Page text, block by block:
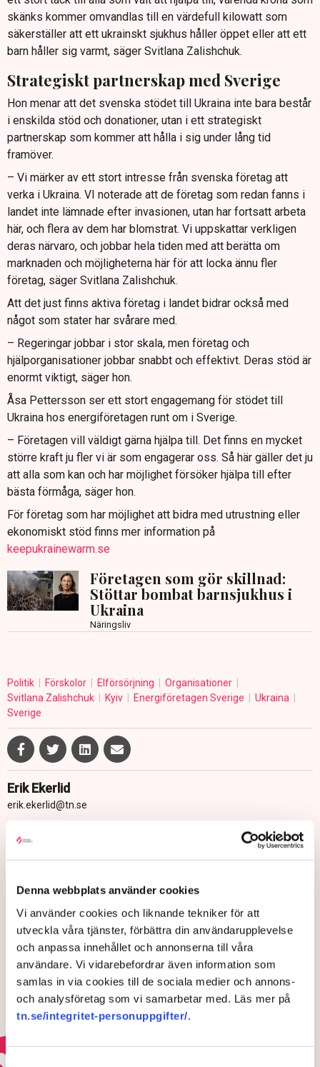
Denna webbplats använder cookies
Vi använder cookies och liknande tekniker för att
utveckla våra tjänster, förbättra din användarupplevelse
och anpassa innehållet och annonserna till våra
användare. Vi vidarebefordrar även information som
samlas in via cookies till de sociala medier och annons-
och analysföretag som vi samarbetar med. Läs mer på
tn.se/integritet-personuppgifter/.
skänks kommer omvandlas till en värdefull kilowatt som
säkerställer att ett ukrainskt sjukhus håller öppet eller att ett
barn håller sig varmt, säger Svitlana Zalishchuk.
Strategiskt partnerskap med Sverige
Hon menar att det svenska stödet till Ukraina inte bara består
i enskilda stöd och donationer, utan i ett strategiskt
partnerskap som kommer att hålla i sig under lång tid
framöver.
– Vi märker av ett stort intresse från svenska företag att
verka i Ukraina. VI noterade att de företag som redan fanns i
landet inte lämnade efter invasionen, utan har fortsatt arbeta
här, och flera av dem har blomstrat. Vi uppskattar verkligen
deras närvaro, och jobbar hela tiden med att berätta om
marknaden och möjligheterna här för att locka ännu fler
företag, säger Svitlana Zalishchuk.
Att det just finns aktiva företag i landet bidrar också med
något som stater har svårare med.
– Regeringar jobbar i stor skala, men företag och
hjälporganisationer jobbar snabbt och effektivt. Deras stöd är
enormt viktigt, säger hon.
Åsa Pettersson ser ett stort engagemang för stödet till
Ukraina hos energiföretagen runt om i Sverige.
– Företagen vill väldigt gärna hjälpa till. Det finns en mycket
större kraft ju fler vi är som engagerar oss. Så här gäller det ju
att alla som kan och har möjlighet försöker hjälpa till efter
bästa förmåga, säger hon.
För företag som har möjlighet att bidra med utrustning eller
ekonomiskt stöd finns mer information på
keepukrainewarm.se
Företagen som gör skillnad:
Stöttar bombat barnsjukhus i
Ukraina
Näringsliv
Politik Förskolor Elförsörjning
Organisationer
Svitlana Zalishchuk
Kyiv Energiföretagen Sverige
Ukraina
Sverige
Erik Ekerlid
erik.ekerlid@tn.se
Publicerad:
Uppdaterad: 9 feb 2026, 10:09
LÄS ÄVEN
Efter bomber mot elnät – nytt
initiativ för Ukraina
5 FEBRUARI 2026 |
Företagen som gör skillnad:
Stöttar bombat barnsjukhus i
12 NOVEMBER 2025 |